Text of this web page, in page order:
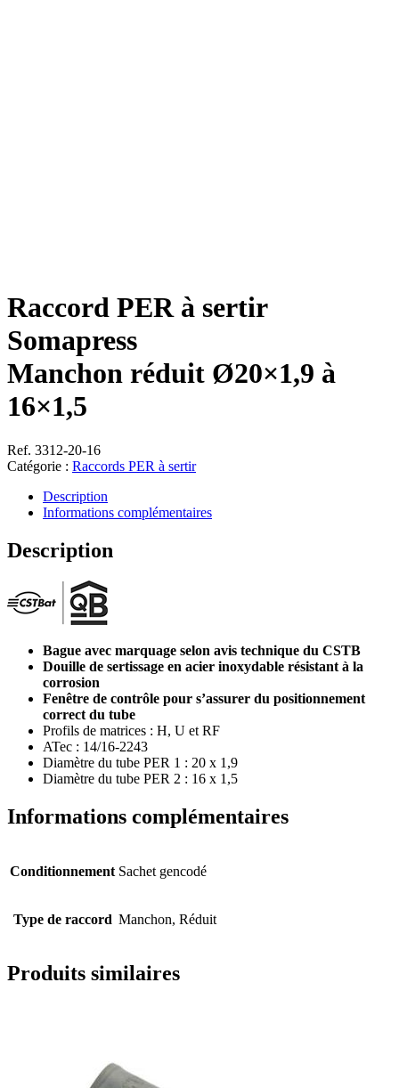
Raccord PER à sertir
Somapress
Manchon réduit Ø20×1,9 à
16×1,5
Ref. 3312-20-16
Catégorie : Raccords PER à sertir
Description
Informations complémentaires
Description
Bague avec marquage selon avis technique du CSTB
Douille de sertissage en acier inoxydable résistant à la
corrosion
Fenêtre de contrôle pour s’assurer du positionnement
correct du tube
Profils de matrices : H, U et RF
ATec : 14/16-2243
Diamètre du tube PER 1 : 20 x 1,9
Diamètre du tube PER 2 : 16 x 1,5
Informations complémentaires
Conditionnement Sachet gencodé
Type de raccord Manchon, Réduit
Produits similaires